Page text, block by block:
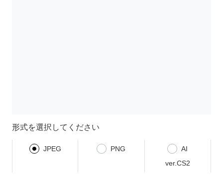
形式を選択してください
JPEG PNG
AI
ver.CS2